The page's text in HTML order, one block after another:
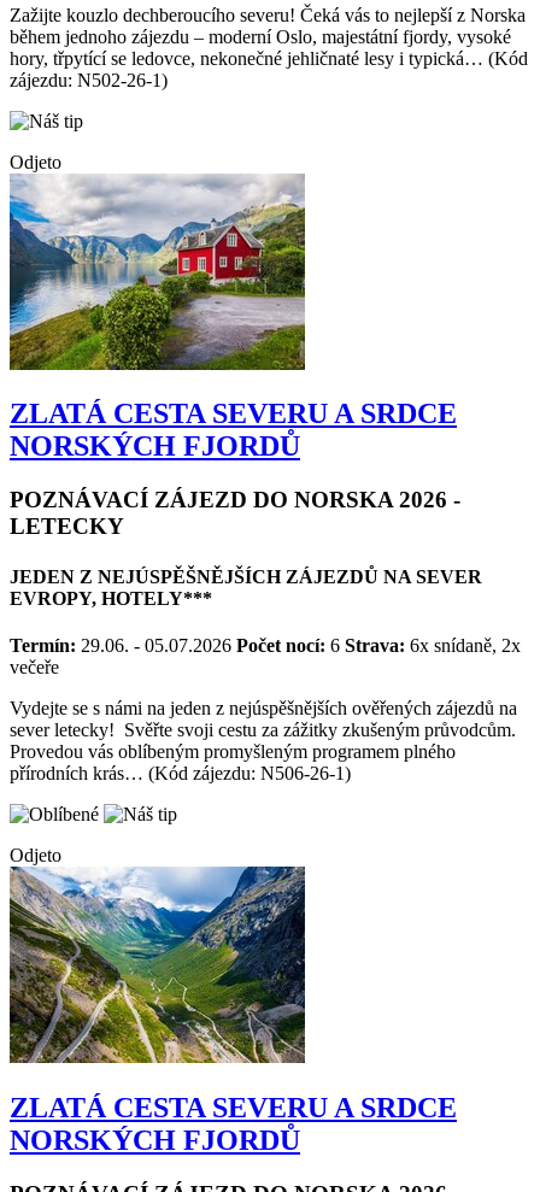
Zažijte kouzlo dechberoucího severu! Čeká vás to nejlepší z Norska
během jednoho zájezdu – moderní Oslo, majestátní fjordy, vysoké
hory, třpytící se ledovce, nekonečné jehličnaté lesy i typická… (Kód
Odjeto
ZLATÁ CESTA SEVERU A SRDCE
NORSKÝCH FJORDŮ
POZNÁVACÍ ZÁJEZD DO NORSKA 2026 -
JEDEN Z NEJÚSPĚŠNĚJŠÍCH ZÁJEZDŮ NA SEVER
Termín:
Vydejte se s námi na jeden z nejúspěšnějších ověřených zájezdů na
sever letecky! Svěřte svoji cestu za zážitky zkušeným průvodcům.
Provedou vás oblíbeným promyšleným programem plného
Odjeto
ZLATÁ CESTA SEVERU A SRDCE
NORSKÝCH FJORDŮ